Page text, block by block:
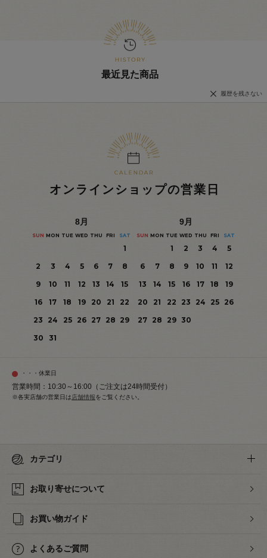
最近見た商品
履歴を残さない
オンラインショップの営業日
8月
SUN MON TUE WED THU FRI SAT
1
2
3 4 5 6 7
8
9
10 11 12 13 14
15
16
17 18 19 20 21
22
23
24 25 26 27 28 29
30
31
9月
SUN MON TUE WED THU FRI SAT
1 2 3 4
5
6
7 8 9 10 11
12
13
14 15 16 17 18
19
20
21 22 23 24 25
26
27 28 29 30
・・・休業日
営業時間：10:30～16:00（ご注文は24時間受付）
※各実店舗の営業日は店舗情報をご覧ください。
カテゴリ
お取り寄せについて
お買い物ガイド
よくあるご質問